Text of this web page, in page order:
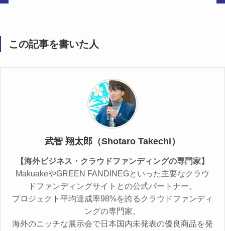
この記事を書いた人
武智 翔太郎（Shotaro Takechi）
【海外ビジネス・クラウドファンディングの専門家】
MakuakeやGREEN FANDINEGといった主要なクラウ
ドファンディングサイトとの公式パートナー。
プロジェクト平均達成率98%を誇るクラウドファンディ
ングの専門家。
海外のニッチな展示会で日本国内未発表の優良商品を発